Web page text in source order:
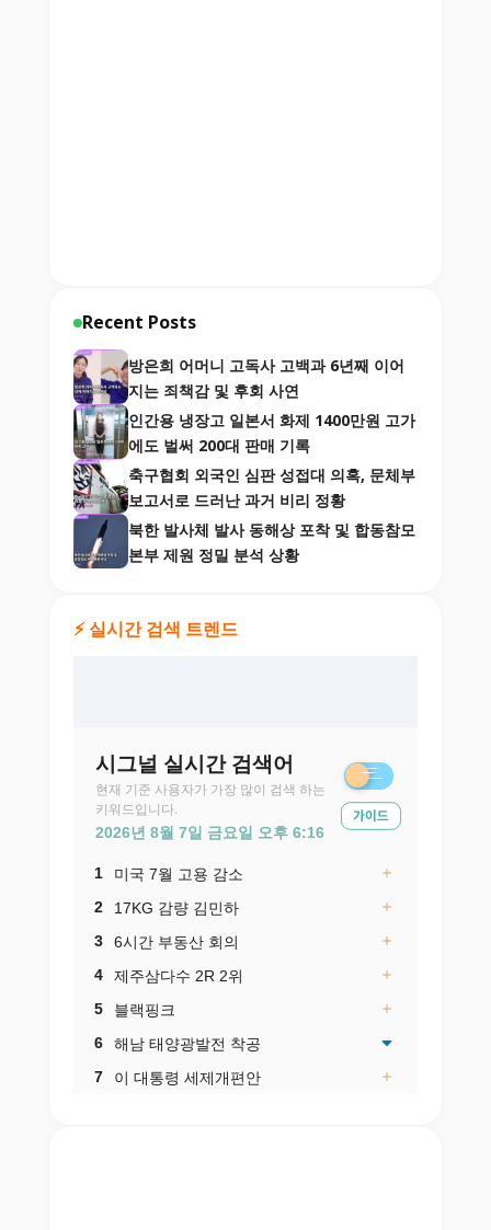
Recent Posts
방은희 어머니 고독사 고백과 6년째 이어
지는 죄책감 및 후회 사연
인간용 냉장고 일본서 화제 1400만원 고가
에도 벌써 200대 판매 기록
축구협회 외국인 심판 성접대 의혹, 문체부
보고서로 드러난 과거 비리 정황
북한 발사체 발사 동해상 포착 및 합동참모
본부 제원 정밀 분석 상황
⚡ 실시간 검색 트렌드